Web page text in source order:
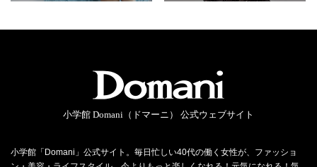
小学館 Domani（ドマーニ） 公式ウェブサイト
小学館「Domani」公式サイト。毎日忙しい40代の働く女性が、ファッショ